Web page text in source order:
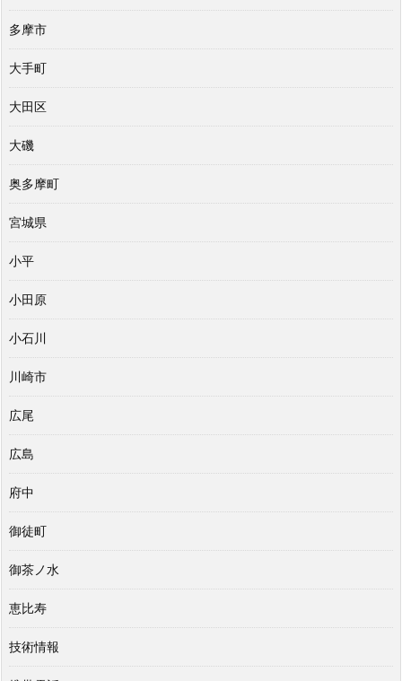
多摩市
大手町
大田区
大磯
奥多摩町
宮城県
小平
小田原
小石川
川崎市
広尾
広島
府中
御徒町
御茶ノ水
恵比寿
技術情報